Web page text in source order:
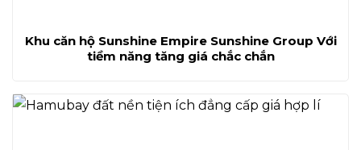
Khu căn hộ Sunshine Empire Sunshine Group Với
tiềm năng tăng giá chắc chắn